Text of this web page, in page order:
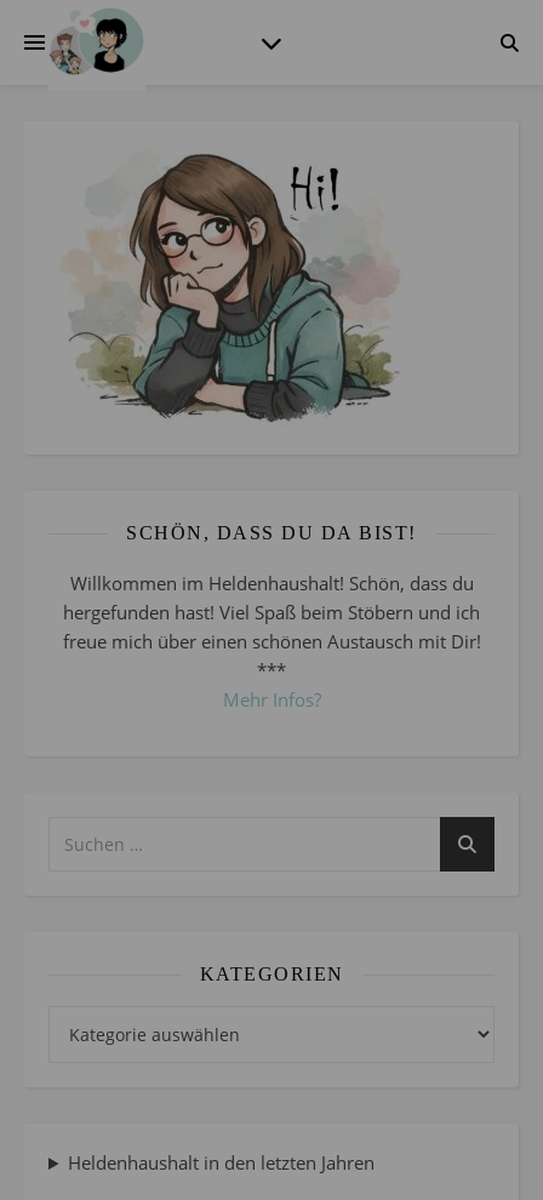
SCHÖN, DASS DU DA BIST!
Willkommen im Heldenhaushalt! Schön, dass du
hergefunden hast! Viel Spaß beim Stöbern und ich
freue mich über einen schönen Austausch mit Dir!
***
Mehr Infos?
KATEGORIEN
Heldenhaushalt in den letzten Jahren